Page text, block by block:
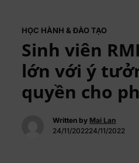
HỌC HÀNH & ĐÀO TẠO
Sinh viên
lớn với ý
quyền cho
Written by Mai Lan
24/11/202224/11/2022